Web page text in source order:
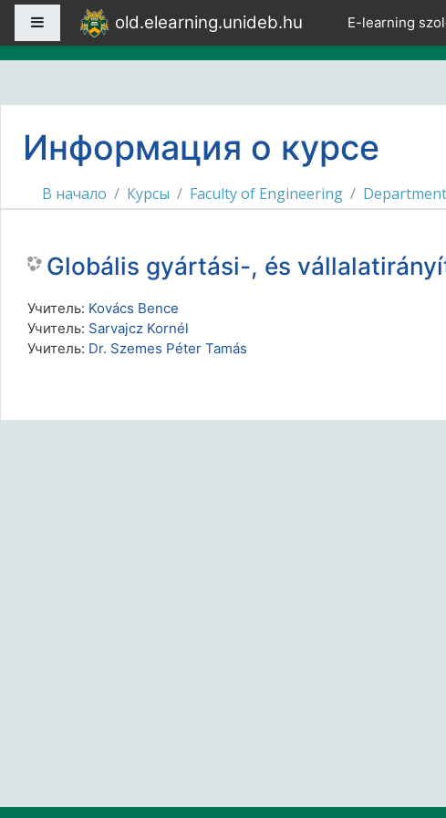
Перейти к основному содержанию
Боковая панельold.elearning.unideb.hu E-learning
Информация о курсе
В начало Курсы Faculty of Engineering
Globális gyártási-, és
Учитель: Kovács Bence
Учитель: Sarvajcz Kornél
Учитель: Dr. Szemes Péter Tamás